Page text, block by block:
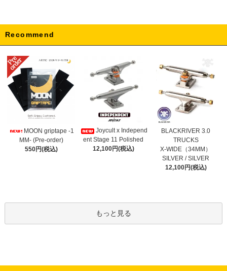
Recommend
MOON griptape -1
MM- (Pre-order)
550円(税込)
Joycult x Independ
ent Stage 11 Polished
12,100円(税込)
BLACKRIVER 3.0
TRUCKS
X-WIDE（34MM）
SILVER / SILVER
12,100円(税込)
もっと見る